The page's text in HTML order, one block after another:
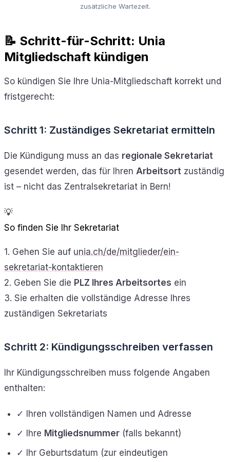
zusätzliche Wartezeit.
📝 Schritt-für-Schritt: Unia
Mitgliedschaft kündigen
So kündigen Sie Ihre Unia-Mitgliedschaft korrekt und
fristgerecht:
Schritt 1: Zuständiges Sekretariat ermitteln
Die Kündigung muss an das regionale Sekretariat
gesendet werden, das für Ihren Arbeitsort zuständig
ist – nicht das Zentralsekretariat in Bern!
💡
So finden Sie Ihr Sekretariat
1. Gehen Sie auf unia.ch/de/mitglieder/ein-
sekretariat-kontaktieren
2. Geben Sie die PLZ Ihres Arbeitsortes ein
3. Sie erhalten die vollständige Adresse Ihres
zuständigen Sekretariats
Schritt 2: Kündigungsschreiben verfassen
Ihr Kündigungsschreiben muss folgende Angaben
enthalten:
✓ Ihren vollständigen Namen und Adresse
✓ Ihre Mitgliedsnummer (falls bekannt)
✓ Ihr Geburtsdatum (zur eindeutigen